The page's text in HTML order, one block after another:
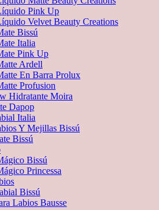
Pink Up
Velvet Beauty Creations
Bissú
Italia
Pink Up
Ardell
En Barra Prolux
Profusion
Hidratante Moira
Dapop
Italia
Y Mejillas Bissú
Bissú
Bissú
Princessa
Bissú
Labios Bausse